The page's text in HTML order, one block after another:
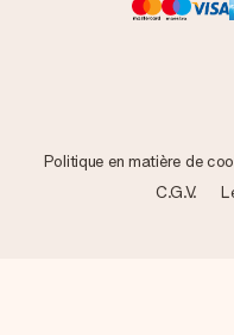
Politique en matière de
C.G.V.